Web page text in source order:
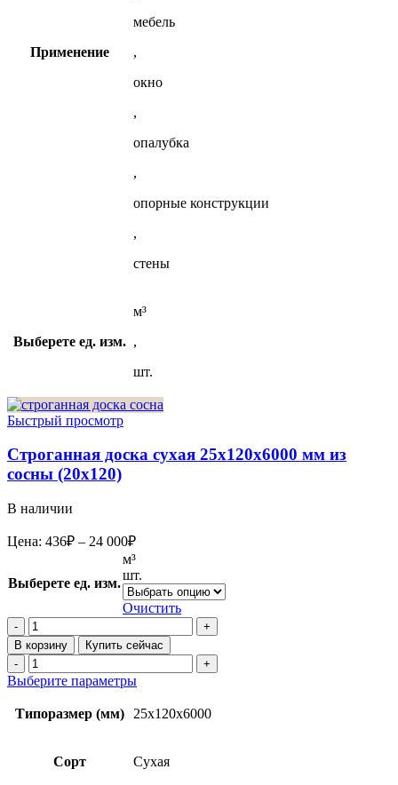
Применение
мебель
,
окно
,
опалубка
,
опорные конструкции
,
стены
Выберете ед. изм.
м³
,
шт.
Быстрый просмотр
Строганная доска сухая 25x120x6000 мм из
сосны (20х120)
В наличии
Цена: 436₽ – 24 000₽Диапазон
цен:
436₽
–
24
Выберете ед. изм.
м³
шт.
Очистить
Количество
товара
Строганная
доска
сухая
мм
(20х120)
В корзину Купить сейчас
Количество
товара
Строганная
доска
сухая
Выберите параметрыЭтот
имеет
Опции
Типоразмер (мм) 25x120x6000
Сорт Сухая